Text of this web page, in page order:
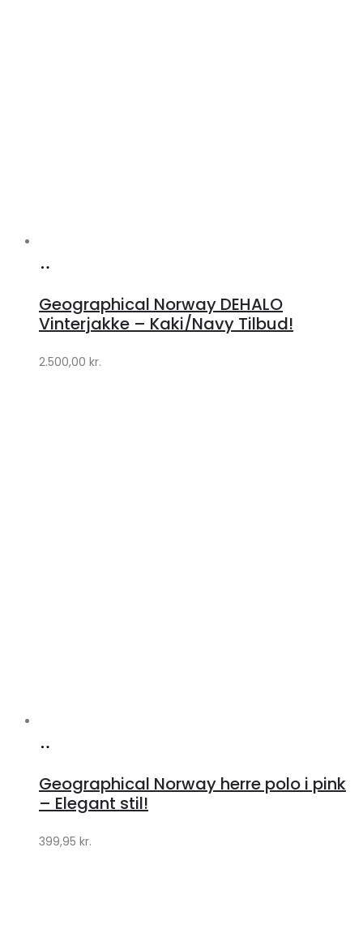
Klædeskabet.dk
Geographical Norway DEHALO
Vinterjakke – Kaki/Navy Tilbud!
2.500,00 kr.
Klædeskabet.dk
Geographical Norway herre polo i pink
– Elegant stil!
399,95 kr.